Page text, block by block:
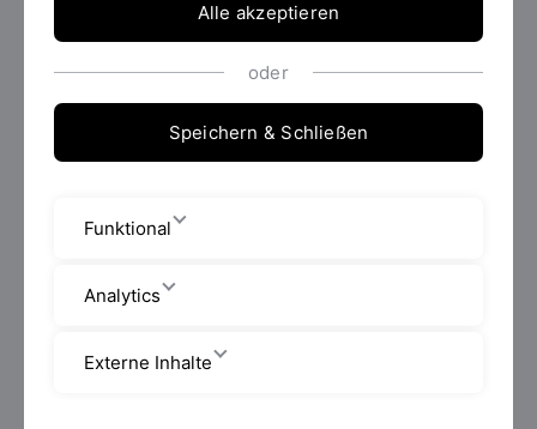
Alle akzeptieren
oder
Speichern & Schließen
Funktional
Analytics
Externe Inhalte